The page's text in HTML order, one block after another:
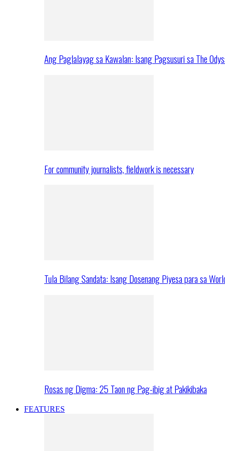
Ang Paglalayag sa Kawalan: Isang Pagsusuri sa The
For community journalists, fieldwork is necessary
Tula Bilang Sandata: Isang Dosenang Piyesa para sa
Rosas ng Digma: 25 Taon ng Pag-ibig at Pakikibaka
FEATURES